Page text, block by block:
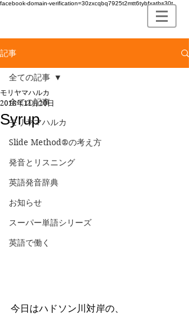
facebook-domain-verification=30zxcqbq7925t2mtt6tybfxatbs30t
記事
全ての記事
モリヤマハルカ
Slide Method®の考え方
発音とリスニング
英語発音辞典
お知らせ
スーパー単語シリーズ
英語で働く
全ての記事
Syrup
モリヤマハルカ
2018年11月20日
今日はハドソン川対岸の、